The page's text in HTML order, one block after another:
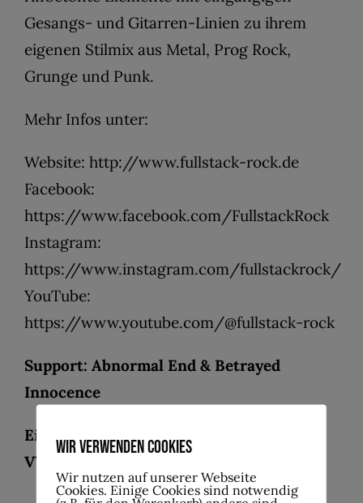
Gesangs- und Gitarren-Linien zu ihrem
eigenen Stilmix aus Metal, Prog Rock,
Grunge und Punk.
Mehr Infos unter:
Website: http://www.fullstack-rock.de
Facebook:
https://www.facebook.com/FullstackRock
Instagram:
https://www.instagram.com/fullstackrock/
YouTube:
https://www.youtube.com/@fullstack-rock
Support: Abnormal End & Betrayed
Innocence
Einlass: 19:00 Uhr | Showtime: 20:00 Uhr
VVK: 15 € | Abendkasse: 20 €
Wir verwenden Cookies
Wir nutzen auf unserer Webseite
Cookies. Einige Cookies sind notwendig